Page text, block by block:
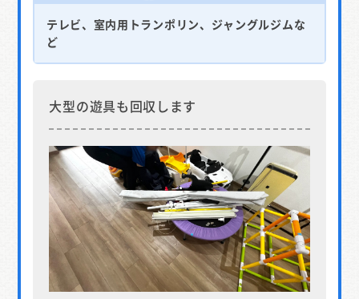
テレビ、室内用トランポリン、ジャングルジムな
ど
大型の遊具も回収します